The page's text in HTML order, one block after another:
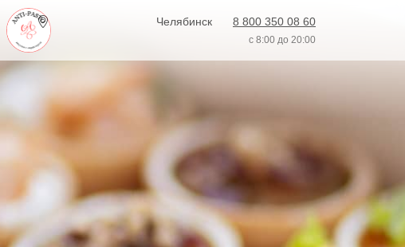
8 800 350 08 60
Челябинск
с 8:00 до 20:00